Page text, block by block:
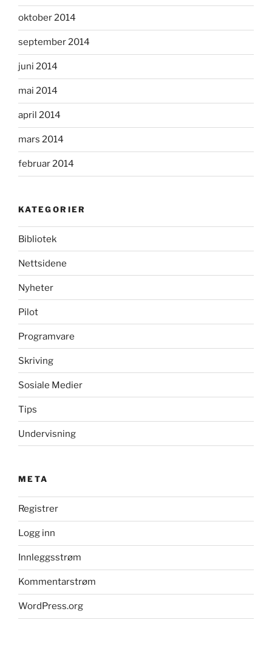
oktober 2014
september 2014
juni 2014
mai 2014
april 2014
mars 2014
februar 2014
KATEGORIER
Bibliotek
Nettsidene
Nyheter
Pilot
Programvare
Skriving
Sosiale Medier
Tips
Undervisning
META
Registrer
Logg inn
Innleggsstrøm
Kommentarstrøm
WordPress.org